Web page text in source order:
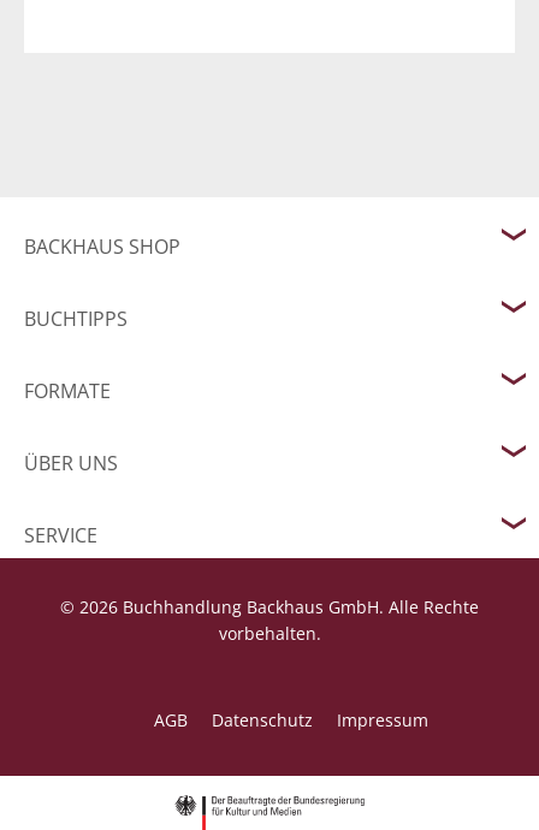
BACKHAUS SHOP
BUCHTIPPS
FORMATE
ÜBER UNS
SERVICE
© 2026 Buchhandlung Backhaus GmbH. Alle Rechte
vorbehalten.
AGB Datenschutz Impressum